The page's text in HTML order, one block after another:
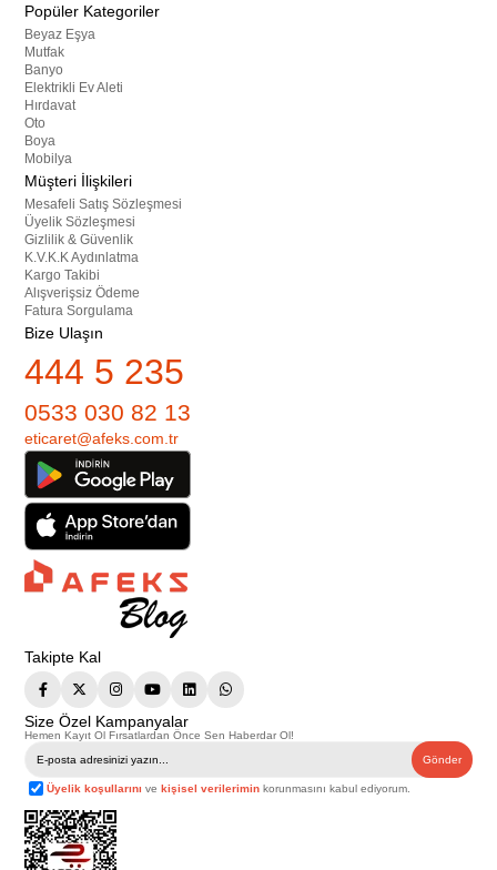
Popüler Kategoriler
Beyaz Eşya
Mutfak
Banyo
Elektrikli Ev Aleti
Hırdavat
Oto
Boya
Mobilya
Müşteri İlişkileri
Mesafeli Satış Sözleşmesi
Üyelik Sözleşmesi
Gizlilik & Güvenlik
K.V.K.K Aydınlatma
Kargo Takibi
Alışverişsiz Ödeme
Fatura Sorgulama
Bize Ulaşın
444 5 235
0533 030 82 13
eticaret@afeks.com.tr
Takipte Kal
Size Özel Kampanyalar
Hemen Kayıt Ol Fırsatlardan Önce Sen Haberdar Ol!
Gönder
Üyelik koşullarını vekişisel verilerimin korunmasını kabul ediyorum.